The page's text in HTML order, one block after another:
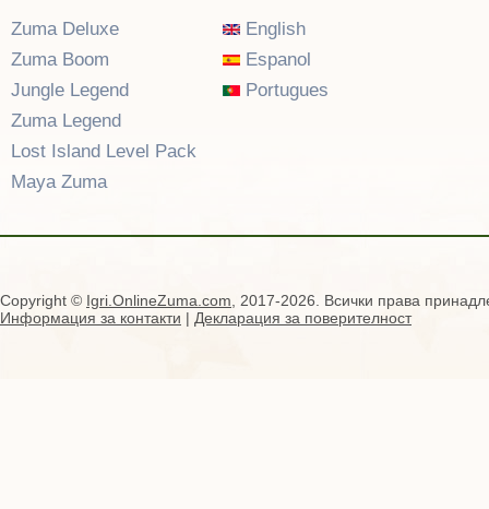
Zuma Deluxe
Zuma Boom
Jungle Legend
Zuma Legend
Lost Island Level Pack
Maya Zuma
English
Espanol
Portugues
Copyright © Igri.OnlineZuma.com , 2017-2026. Всички права
Информация за контакти | Декларация за поверителност